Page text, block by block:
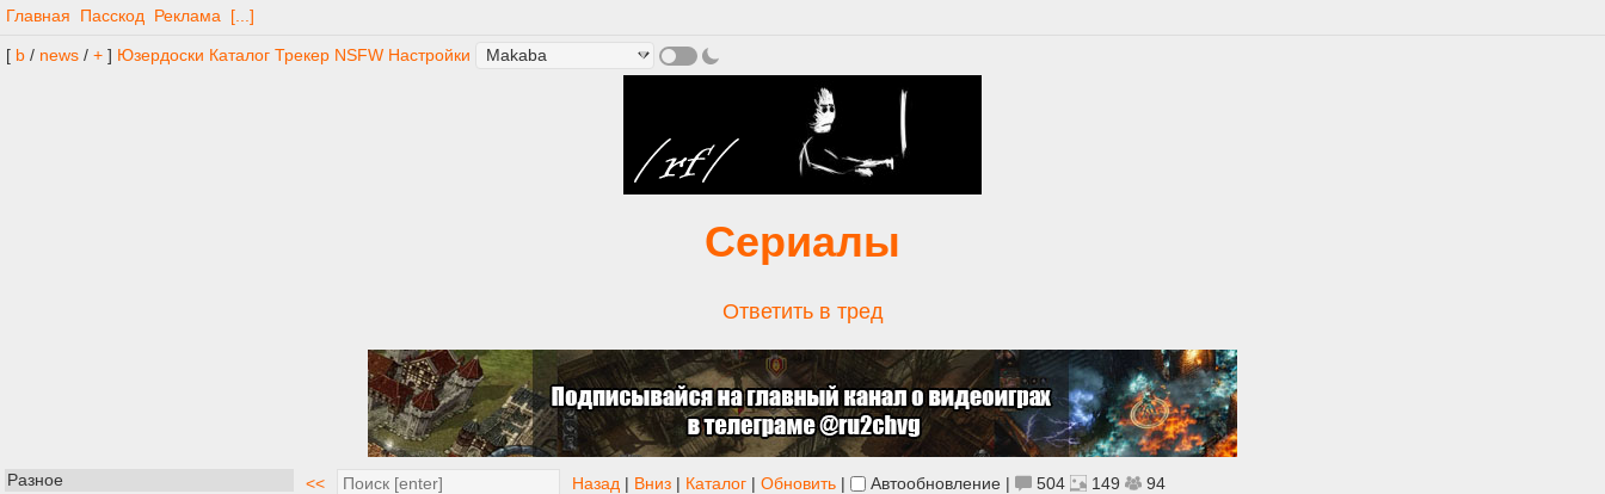
Главная Пасскод Реклама [...]
[ b / news / + ] Юзердоски Каталог Трекер NSFW Настройки
Сериалы
Ответить в тред
Разное
<< Назад | Вниз | Каталог | Обновить | Автообновление | 504 149 94